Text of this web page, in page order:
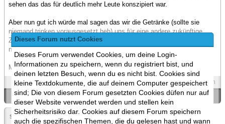
Dieses Forum nutzt Cookies
Dieses Forum verwendet Cookies, um deine Login-
Informationen zu speichern, wenn du registriert bist, und
deinen letzten Besuch, wenn du es nicht bist. Cookies sind
kleine Textdokumente, die auf deinem Computer gespeichert
sind; Die von diesem Forum gesetzten Cookies düfen nur auf
dieser Website verwendet werden und stellen kein
Sicherheitsrisiko dar. Cookies auf diesem Forum speichern
auch die spezifischen Themen, die du gelesen hast und wann
sehen das das für deutlich mehr Leute konszipiert war.
Aber nun gut ich würde mal sagen das wir die Getränke (sollte sie
niemand trinken vorausgesetzt heh) uns für eine andere zukünftige
Zusammenkünft aufsparen. Das Knabberzeug und der Rest kann man
nicht so lange aufheben, von dem her verbraucht das Zeug Elekto.^^
Mir hats auf jeden Fall viel Spaß gemacht.
Spoilers Zitieren
«Ein Thema zurück|Ein Thema vor»
Seite: